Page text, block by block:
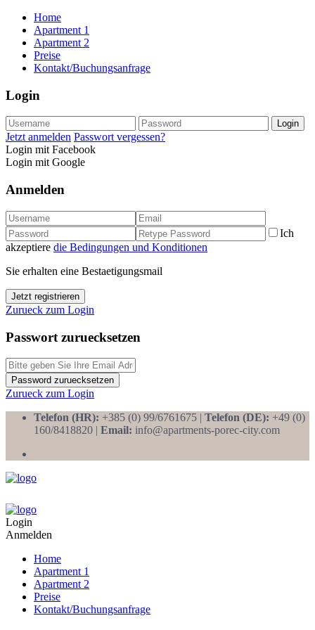
Home
Apartment 1
Apartment 2
Preise
Kontakt/Buchungsanfrage
Login
Login
Jetzt anmelden Passwort vergessen?
Login mit Facebook
Login mit Google
Anmelden
Ich
akzeptiere die Bedingungen und Konditionen
Sie erhalten eine Bestaetigungsmail
Jetzt registrieren
Zurueck zum Login
Passwort zuruecksetzen
Password zuruecksetzen
Zurueck zum Login
Telefon (HR): +385 (0) 99/6761675 | Telefon (DE): +49 (0)
160/8418820 | Email: info@apartments-porec-city.com
Login
Anmelden
Home
Apartment 1
Apartment 2
Preise
Kontakt/Buchungsanfrage